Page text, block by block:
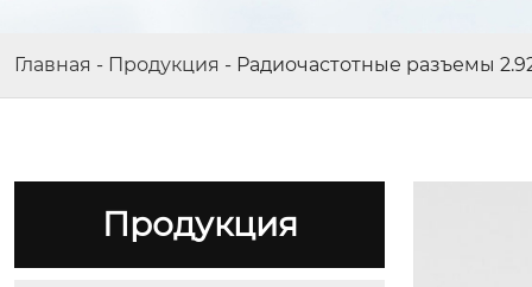
Главная - Продукция - Радиочастотные разъемы
Продукция